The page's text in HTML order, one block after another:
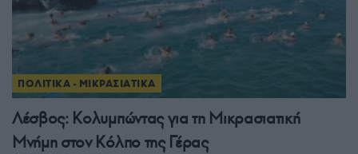
ΠΟΛΙΤΙΚΑ - ΜΙΚΡΑΣΙΑΤΙΚΑ
Λέσβος: Κολυμπώντας για τη Μικρασιατική
Μνήμη στον Κόλπο της Γέρας